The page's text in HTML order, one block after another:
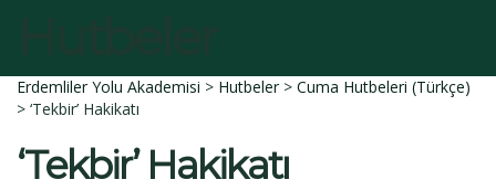
Erdemliler Yolu Akademisi > Hutbeler> Cuma Hutbeleri (Türkçe)
> ‘Tekbir’ Hakikatı
‘Tekbir’ Hakikatı